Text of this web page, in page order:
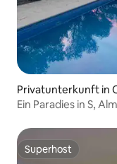
Privatunterkunft in
Ein Paradies in S,
Superhost
Superhost